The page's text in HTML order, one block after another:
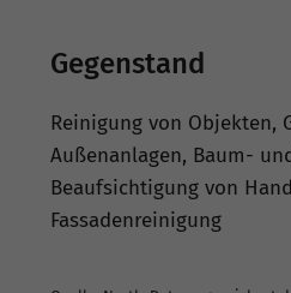
Gegenstand
Reinigung von Objekten,
Außenanlagen, Baum-
Beaufsichtigung von
Fassadenreinigung